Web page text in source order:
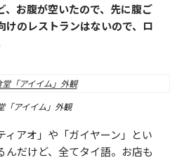
、お腹が空いたので、先に腹ご
けのレストランはないので、ロ
「アイイム」外観
アオ」や「ガイヤーン」とい
んだけど、全てタイ語。お店も